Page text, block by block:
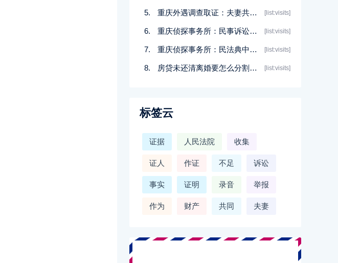
重庆外遇调查取证：夫妻共同财产有哪些 [list:visits]
重庆侦探事务所：民事诉讼二审延期举证可以吗？ [list:visits]
重庆侦探事务所：民法典中婚姻无效是未婚吗 [list:visits]
房贷未还清离婚要怎么分割财产 [list:visits]
标签云
证据 人民法院 收集
证人 作证 不足 诉讼
事实 证明 录音 举报
作为 财产 共同 夫妻